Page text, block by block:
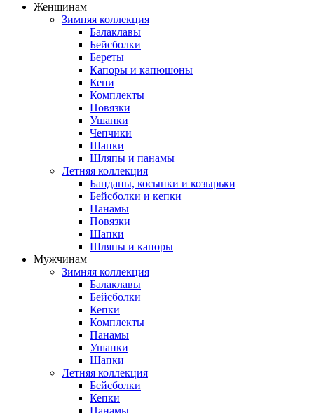
Женщинам
Зимняя коллекция
Балаклавы
Бейсболки
Береты
Капоры и капюшоны
Кепи
Комплекты
Повязки
Ушанки
Чепчики
Шапки
Шляпы и панамы
Летняя коллекция
Банданы, косынки и козырьки
Бейсболки и кепки
Панамы
Повязки
Шапки
Шляпы и капоры
Мужчинам
Зимняя коллекция
Балаклавы
Бейсболки
Кепки
Комплекты
Панамы
Ушанки
Шапки
Летняя коллекция
Бейсболки
Кепки
Панамы